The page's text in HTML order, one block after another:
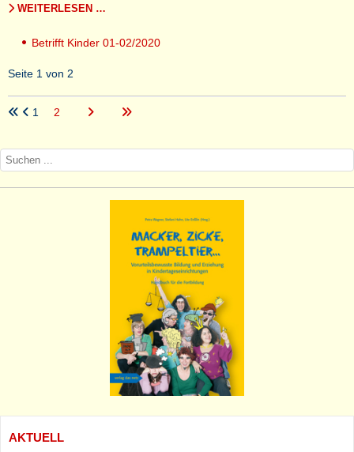
WEITERLESEN …
Betrifft Kinder 01-02/2020
Seite 1 von 2
1 2
AKTUELL